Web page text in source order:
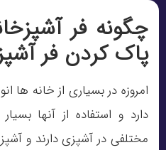
چگونه فر
پاک کردن فر
امروزه در بسیاری از خانه ها
دارد و استفاده از آنها
مختلفی در آشپزی دارند و